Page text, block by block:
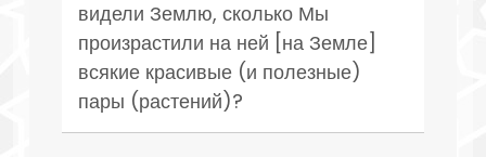
видели Землю, сколько Мы
произрастили на ней [на Земле]
всякие красивые (и полезные)
пары (растений)?